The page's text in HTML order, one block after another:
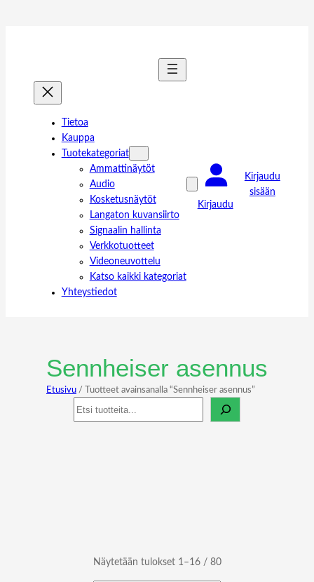
Tietoa
Kauppa
Tuotekategoriat
Ammattinäytöt
Audio
Kosketusnäytöt
Langaton kuvansiirto
Signaalin hallinta
Verkkotuotteet
Videoneuvottelu
Katso kaikki kategoriat
Yhteystiedot
Kirjaudu
Kirjaudu
sisään
Sennheiser asennus
Etusivu / Tuotteet avainsanalla “Sennheiser asennus”
Haku
Näytetään tulokset 1–16 / 80